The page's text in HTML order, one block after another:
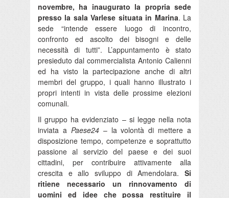
novembre, ha inaugurato la propria sede
presso la sala Varlese situata in Marina. La
sede “intende essere luogo di incontro,
confronto ed ascolto dei bisogni e delle
necessità di tutti”. L’appuntamento è stato
presieduto dal commercialista Antonio Calienni
ed ha visto la partecipazione anche di altri
membri del gruppo, i quali hanno illustrato i
propri intenti in vista delle prossime elezioni
comunali.
Il gruppo ha evidenziato – si legge nella nota
inviata a Paese24– la volontà di mettere a
disposizione tempo, competenze e soprattutto
passione al servizio del paese e dei suoi
cittadini, per contribuire attivamente alla
crescita e allo sviluppo di Amendolara. Si
ritiene necessario un rinnovamento di
uomini ed idee che possa restituire il